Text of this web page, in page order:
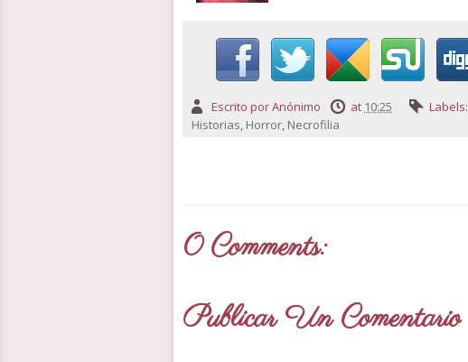
Escrito porAnónimo at 10:25 Labels:
Historias, Horror, Necrofilia
0 Comments:
Publicar Un Comentario